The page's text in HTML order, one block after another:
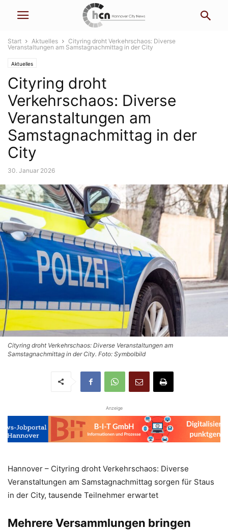
Start Aktuelles
Cityring droht Verkehrschaos: Diverse
Veranstaltungen am Samstagnachmittag in der City
Aktuelles
Cityring droht
Verkehrschaos: Diverse
Veranstaltungen am
Samstagnachmittag in der
City
30. Januar 2026
Cityring droht Verkehrschaos: Diverse Veranstaltungen am
Samstagnachmittag in der City. Foto: Symbolbild
Anzeige
Hannover – Cityring droht Verkehrschaos: Diverse
Veranstaltungen am Samstagnachmittag sorgen für Staus
in der City, tausende Teilnehmer erwartet
Mehrere Versammlungen bringen